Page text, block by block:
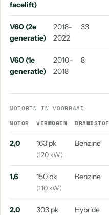
facelift)
V60 (2e
generatie)
2018–
2022
33
V60 (1e
generatie)
2010–
2018
8
MOTOREN IN VOORRAAD
MOTOR
VERMOGEN BRANDSTOF
2,0 163 pk
(120 kW)
Benzine
1,6 150 pk
(110 kW)
Benzine
2,0 303 pk Hybride